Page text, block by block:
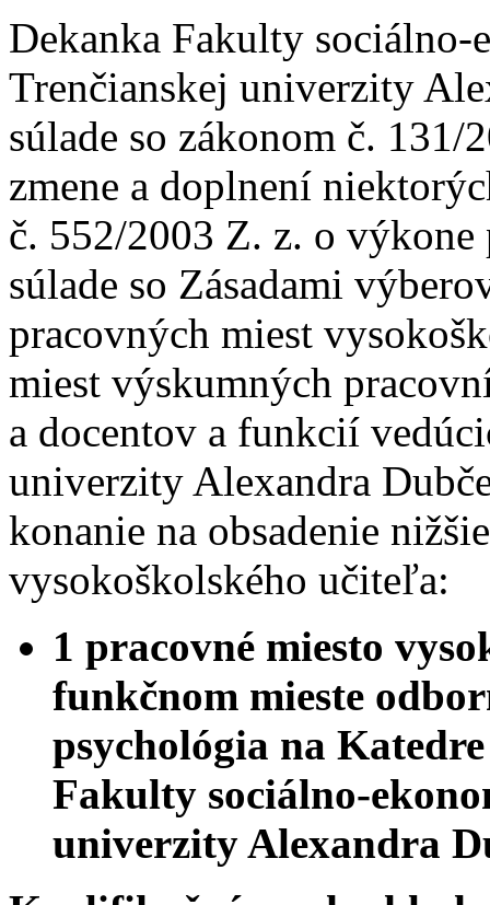
Dekanka Fakulty
Trenčianskej univerzity
súlade so zákonom č.
zmene a doplnení
č. 552/2003 Z. z. o výkone
súlade so Zásadami
pracovných miest
miest výskumných
a docentov a funkcií
univerzity Alexandra
konanie na obsadenie
vysokoškolského učiteľa:
1 pracovné miesto
funkčnom mieste
psychológia na
Fakulty sociálno-
univerzity Alexandra